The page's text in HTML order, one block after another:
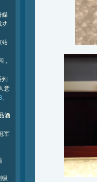
媒
功
站
，
到
意
酒
军
级